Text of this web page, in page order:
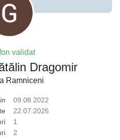
validat
Dragomir
Ramniceni
09.08.2022
22.07.2026
1
2